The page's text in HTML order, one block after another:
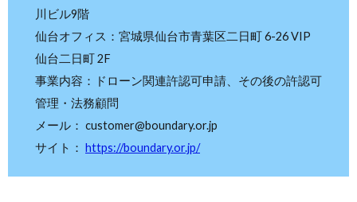
川ビル9階
仙台オフィス：宮城県仙台市⻘葉区二日町 6-26 VIP
仙台二日町 2F
事業内容：ドローン関連許認可申請、その後の許認可
管理・法務顧問
メール： customer@boundary.or.jp
サイト： https://boundary.or.jp/